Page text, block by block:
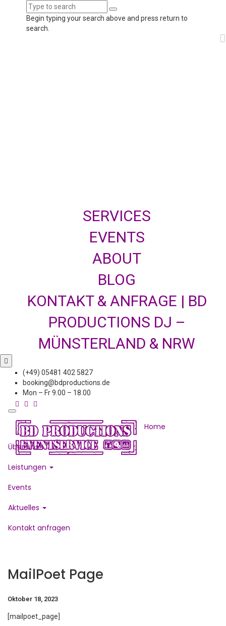
Begin typing your search above and press return to
search.
SERVICES
EVENTS
ABOUT
BLOG
KONTAKT & ANFRAGE | BD
PRODUCTIONS DJ –
MÜNSTERLAND & NRW
(+49) 05481 402 5827
booking@bdproductions.de
Mon – Fr 9.00 – 18.00
Home
Über uns
Leistungen
Events
Aktuelles
Kontakt anfragen
MailPoet Page
Oktober 18, 2023
[mailpoet_page]